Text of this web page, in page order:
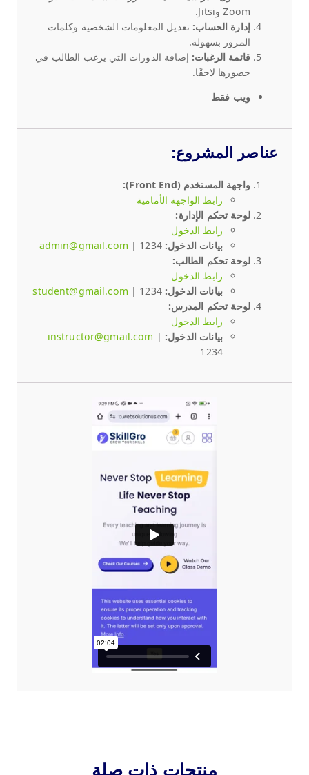
Zoom وJitsi.
إدارة الحساب: تعديل المعلومات الشخصية وكلمات
المرور بسهولة.
قائمة الرغبات: إضافة الدورات التي يرغب الطالب في
حضورها لاحقًا.
ويب فقط
عناصر المشروع:
واجهة المستخدم (Front End):
رابط الواجهة الأمامية
لوحة تحكم الإدارة:
رابط الدخول
بيانات الدخول:
admin@gmail.com | 1234
لوحة تحكم الطالب:
رابط الدخول
بيانات الدخول:
student@gmail.com | 1234
لوحة تحكم المدرس:
رابط الدخول
بيانات الدخول:
instructor@gmail.com |
1234
منتجات ذات صلة